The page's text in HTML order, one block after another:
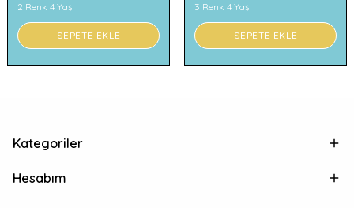
2 Renk 4 Yaş
SEPETE EKLE
3 Renk 4 Yaş
SEPETE EKLE
Kategoriler
Hesabım